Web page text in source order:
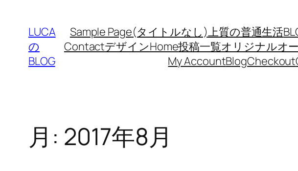
LUCA
の
BLOG
Sample Page(タイトルなし)上質の普通生活
ContactデザインHome投稿一覧オリジナルオ
My AccountBlogCheckout
月: 2017年8月